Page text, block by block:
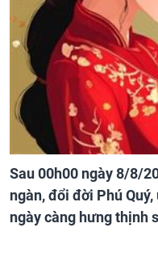
Sau 00h00 ngày 8/8/
ngàn, đổi đời Phú
ngày càng hưng thịnh